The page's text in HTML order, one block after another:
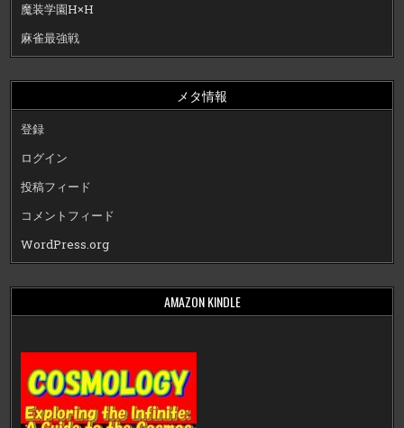
魔装学園H×H
麻雀最強戦
メタ情報
登録
ログイン
投稿フィード
コメントフィード
WordPress.org
AMAZON KINDLE